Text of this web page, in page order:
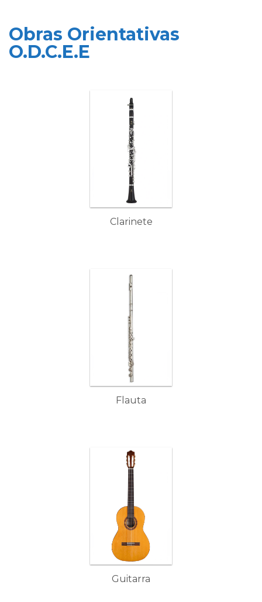
Obras Orientativas
O.D.C.E.E
Clarinete
Flauta
Guitarra